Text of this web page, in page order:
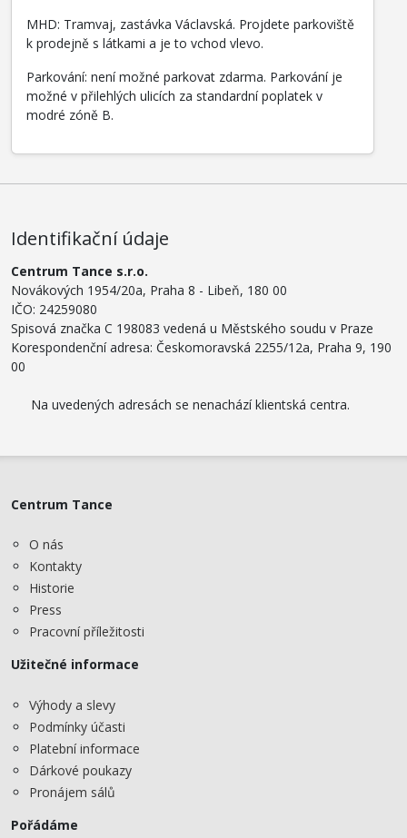
MHD: Tramvaj, zastávka Václavská. Projdete parkoviště
k prodejně s látkami a je to vchod vlevo.
Parkování: není možné parkovat zdarma. Parkování je
možné v přilehlých ulicích za standardní poplatek v
modré zóně B.
Identifikační údaje
Centrum Tance s.r.o.
Novákových 1954/20a, Praha 8 - Libeň, 180 00
IČO: 24259080
Spisová značka C 198083 vedená u Městského soudu v Praze
Korespondenční adresa: Českomoravská 2255/12a, Praha 9, 190
00
Na uvedených adresách se nenachází klientská centra.
Centrum Tance
O nás
Kontakty
Historie
Press
Pracovní příležitosti
Užitečné informace
Výhody a slevy
Podmínky účasti
Platební informace
Dárkové poukazy
Pronájem sálů
Pořádáme